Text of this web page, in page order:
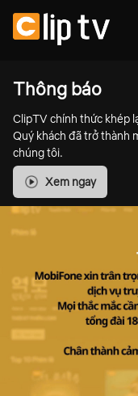
Thông báo
ClipTV chính thức khép
Quý khách đã trở thành
chúng tôi.
Xem ngay